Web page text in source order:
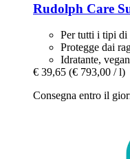
Rudolph Care
Per tutti i tipi di
Protegge dai
Idratante,
€ 39,65 (€ 793,00 / l)
Consegna entro il